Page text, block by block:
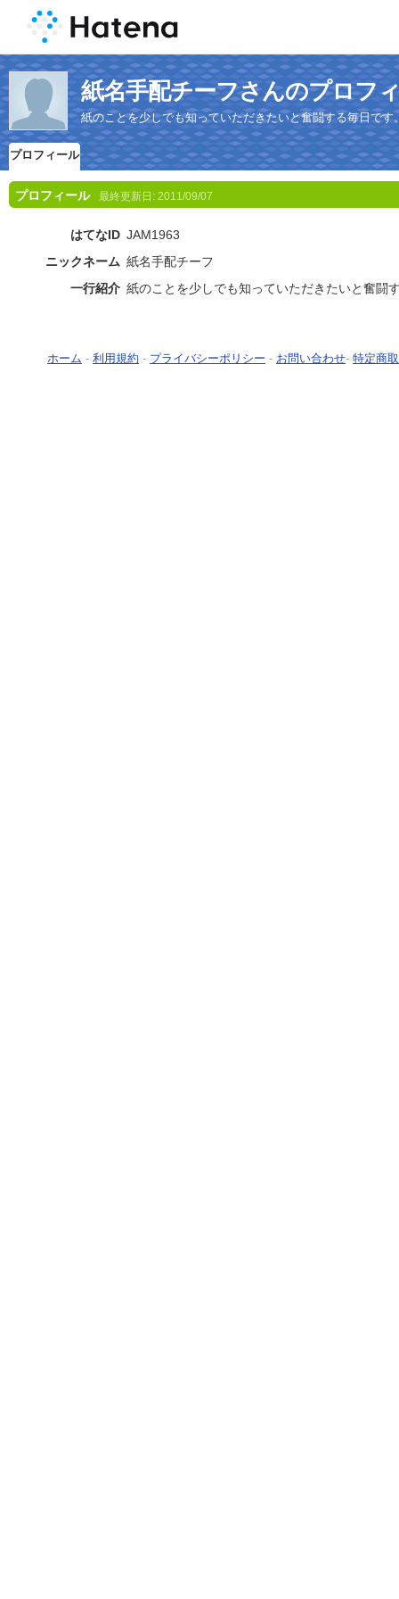
紙名手配チーフさんのプロフ
紙のことを少しでも知っていただきたいと奮闘する毎日です
プロフィール
プロフィール 最終更新日: 2011/09/07
はてなID JAM1963
ニックネーム 紙名手配チーフ
一行紹介 紙のことを少しでも知っていただきたいと奮闘
ホーム - 利用規約 - プライバシーポリシー - お問い合わせ- 特定商